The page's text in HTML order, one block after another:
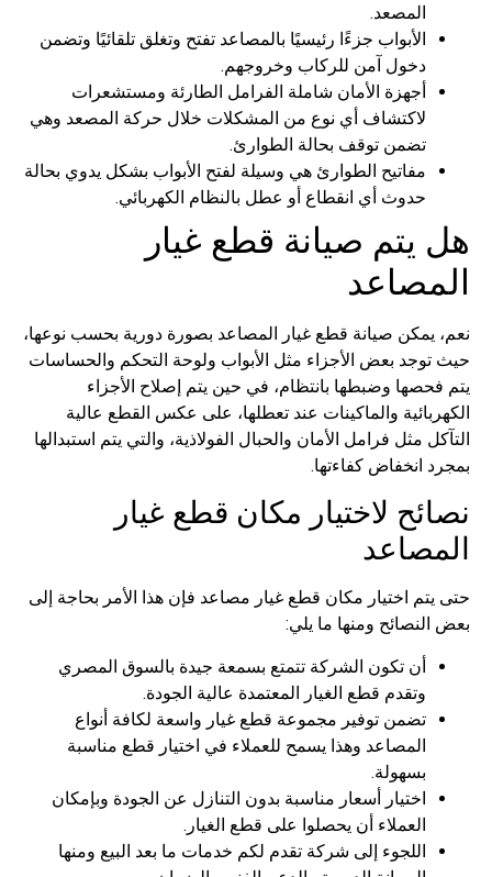
المصعد.
الأبواب جزءًا رئيسيًا بالمصاعد تفتح وتغلق تلقائيًا وتضمن
دخول آمن للركاب وخروجهم.
أجهزة الأمان شاملة الفرامل الطارئة ومستشعرات
لاكتشاف أي نوع من المشكلات خلال حركة المصعد وهي
تضمن توقف بحالة الطوارئ.
مفاتيح الطوارئ هي وسيلة لفتح الأبواب بشكل يدوي بحالة
حدوث أي انقطاع أو عطل بالنظام الكهربائي.
هل يتم صيانة قطع غيار
المصاعد
نعم، يمكن صيانة قطع غيار المصاعد بصورة دورية بحسب نوعها،
حيث توجد بعض الأجزاء مثل الأبواب ولوحة التحكم والحساسات
يتم فحصها وضبطها بانتظام، في حين يتم إصلاح الأجزاء
الكهربائية والماكينات عند تعطلها، على عكس القطع عالية
التآكل مثل فرامل الأمان والحبال الفولاذية، والتي يتم استبدالها
بمجرد انخفاض كفاءتها.
نصائح لاختيار مكان قطع غيار
المصاعد
حتى يتم اختيار مكان قطع غيار مصاعد فإن هذا الأمر بحاجة إلى
بعض النصائح ومنها ما يلي:
أن تكون الشركة تتمتع بسمعة جيدة بالسوق المصري
وتقدم قطع الغيار المعتمدة عالية الجودة.
تضمن توفير مجموعة قطع غيار واسعة لكافة أنواع
المصاعد وهذا يسمح للعملاء في اختيار قطع مناسبة
بسهولة.
اختيار أسعار مناسبة بدون التنازل عن الجودة وبإمكان
العملاء أن يحصلوا على قطع الغيار.
اللجوء إلى شركة تقدم لكم خدمات ما بعد البيع ومنها